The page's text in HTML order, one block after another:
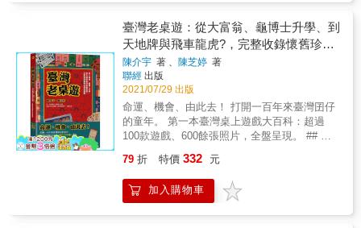
款高速找線索遊戲，會以最有趣的方式折磨你
（Mindy Quigley），《六英尺深盤》作者
「這是邏輯謎題和紙上談兵偵探的獨特結合。
讓我不禁懷疑，到底還有誰可以信任。」
&mdash;&mdash;奧莉薇亞．布萊克（Olivia
Blacke），《致命節奏》的作者 & 「祕密偵探
的終極謎題，肯定會好好讓腦細胞放電。」
&mdash;&mdash;艾莉‧亞歷山大（Ellie
Alexander），《烘焙店之謎》系列作者 & 「這
透。」&mdash;&mdash;薇薇安．陳（Vivien
Chien），《麵館之謎》系列作者 & &「非常有
趣！每一個案件都像試著解開阿嘉莎．克莉絲
蒂式推理小說的迷你謎團。」
&raquo;初學者法寶：運用思考小工具激發創意
帶你用獨特的思考模式發想桌遊玩法，翻轉平
時的思考習慣，並且跳脫既有框架。從「設計
這款桌遊的理由」開始，到聚焦遊戲主題、篩
選合適機制、設定遊戲體驗，甚至分享能用來
升級遊戲的趣味三元素。 &raquo;必備秘密武
器：52張桌遊狂想卡+桌遊設計師實戰BOOK
52張牌卡分成：遊戲設置、行動方式、遊戲目
標、牌面設計、遊戲玩法五種類別，並配搭桌
遊設計師實戰BOOK，帶你運用7大步驟，規劃
以更認識在地早餐及玩家們彼此喜好。簡易玩
法1. 每位玩家拿1張朋友卡，將15張早餐卡攤開
放在中央。2. 一位玩家喊「吃早餐啦！」，每
位玩家同時從中央各拿1張早餐卡，並輪流跟大
家介紹這個早餐的特色。3. 比對自己的早餐卡
和朋友卡，對應到的喜好口味便能獲得分數。
計完分後進入「分享口袋名單」階段。分享口
袋名單1. 將中央的早餐卡補滿至15張。2. 每位
玩家輪流從桌面中央選1張喜歡的早餐，做為自
己的口袋名單，並向大家介紹這個早餐的特
符合自己朋友的喜好口味，有符合喜好便獲得1
分，介紹早餐的玩家獲得符合的朋友數量的分
數。4. 每位玩家都介紹過自己喜歡的早餐後，
遊戲結束，最高分的玩家獲勝。正式玩法遊戲
不要著急，有了這本書，一切問題都解決啦！
臺灣老桌遊：從大富翁、龜博士升學、到
天地牌與飛車龍虎?，完整收錄懷舊珍貴
老遊戲
陳介宇 著 、 陳芝婷 著
聯經 出版
2021/07/29 出版
命運、機會、由此去！ 打開一百年來臺灣囝仔
的童年。 第一本臺灣桌上遊戲大百科：超過
100款遊戲、600餘張照片，全盤呈現。 ## 附
清、日治到民國，陪著臺灣人走過百年光陰的
桌遊：從麻將、大富翁、幸福人、龜博士，到
非洲尋寶、飛車龍虎鬥、包青天審案，超過百
79 折 特價 332 元
加入購物車